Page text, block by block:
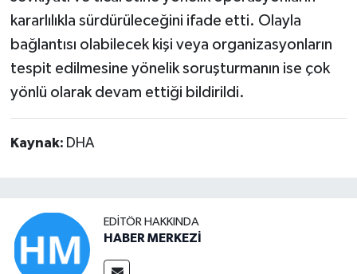
kararlılıkla sürdürüleceğini ifade etti. Olayla
bağlantısı olabilecek kişi veya organizasyonların
tespit edilmesine yönelik soruşturmanın ise çok
yönlü olarak devam ettiği bildirildi.
Kaynak: DHA
EDITÖR HAKKINDA
HABER MERKEZİ